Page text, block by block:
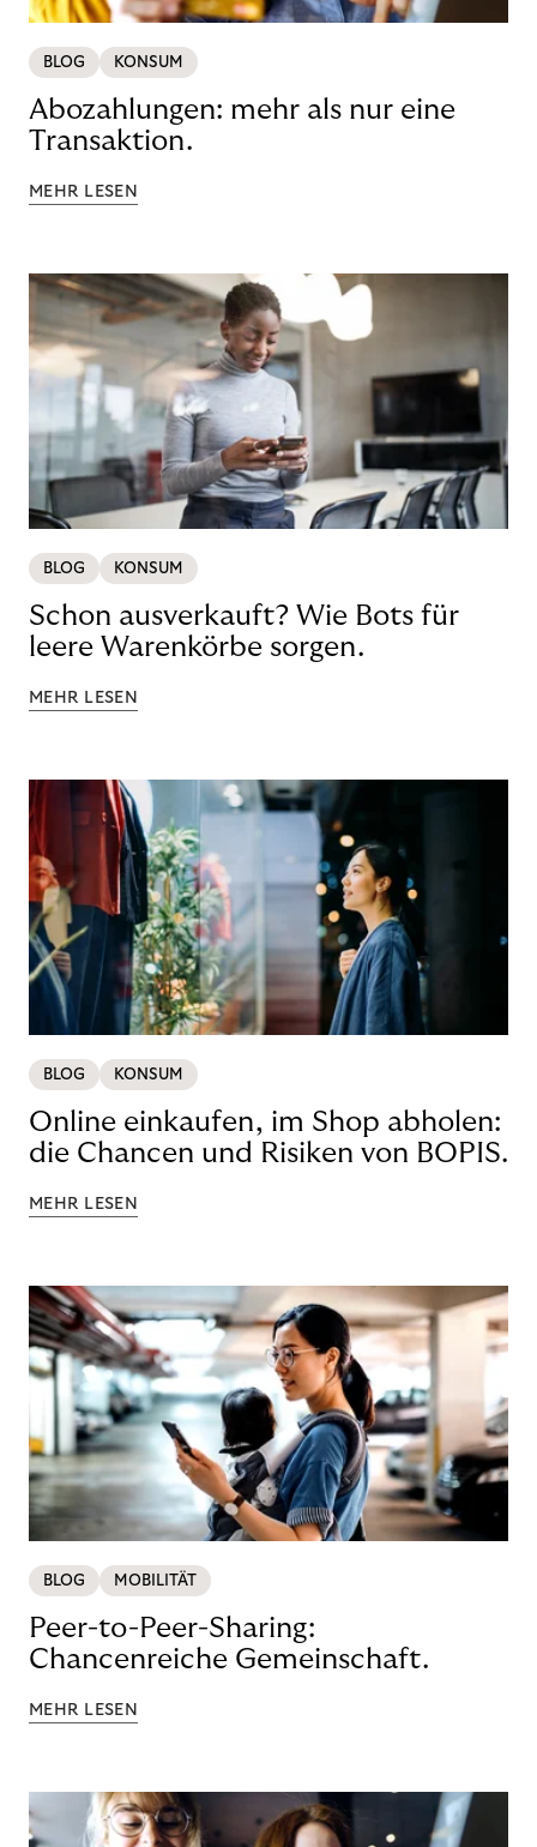
BLOG KONSUM
Abozahlungen: mehr als nur eine
Transaktion.
MEHR LESEN
BLOG KONSUM
Schon ausverkauft? Wie Bots für
leere Warenkörbe sorgen.
MEHR LESEN
BLOG KONSUM
Online einkaufen, im Shop abholen:
die Chancen und Risiken von BOPIS.
MEHR LESEN
BLOG MOBILITÄT
Peer-to-Peer-Sharing:
Chancenreiche Gemeinschaft.
MEHR LESEN